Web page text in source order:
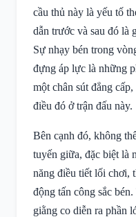
cầu thủ này là yếu tố
dẫn trước và sau đó là
Sự nhạy bén trong
đựng áp lực là những
một chân sút đẳng
điều đó ở trận đấu này.
Bên cạnh đó, không
tuyến giữa, đặc biệt là
năng điều tiết lối chơi,
động tấn công sắc
giằng co diễn ra phần